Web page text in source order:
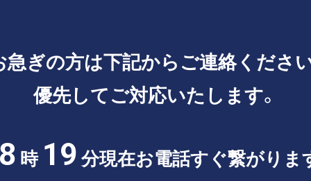
急ぎの方は下記からご連絡ください
優先してご対応いたします。
時 19分現在お電話すぐ繋がりま